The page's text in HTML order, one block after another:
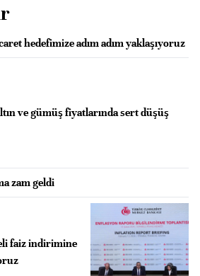
hedefimize adım adım yaklaşıyoruz
ve gümüş fiyatlarında sert düşüş
zam geldi
faiz indirimine